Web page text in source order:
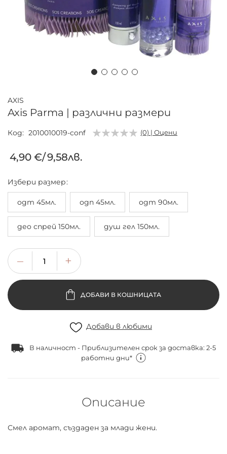
към
началото
галерия
снимки
Axis Parma | различни размери
AXIS
Код 2010010019-conf (0) | Оцени
4,90 €/9,58лв.
Избери размер
одт 45мл. одп 45мл. одт 90мл.
део спрей 150мл. душ гел 150мл.
ДОБАВИ В КОШНИЦАТА
Добави в любими
В наличност - Приблизителен срок за доставка: 2-5
работни дни*
Описание
Смел аромат, създаден за млади жени.